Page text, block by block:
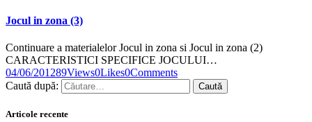
Jocul in zona (3)
Continuare a materialelor Jocul in zona si Jocul in zona (2)
CARACTERISTICI SPECIFICE JOCULUI…
04/06/201289Views0Likes0Comments
Caută după:
Articole recente